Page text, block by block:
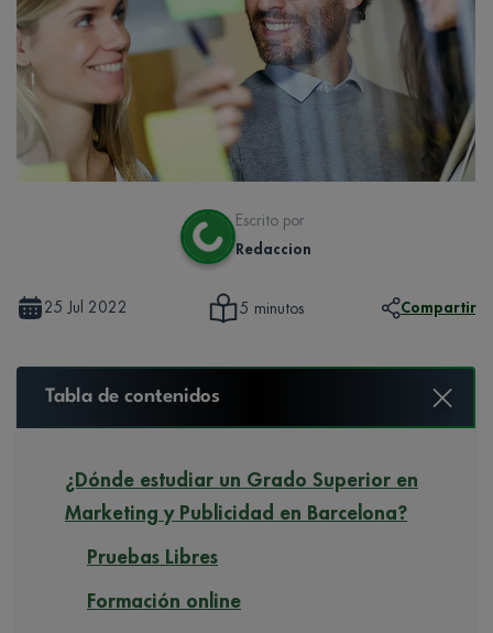
Escrito por
Redaccion
25 Jul 2022 5 minutos Compartir
Tabla de contenidos
¿Dónde estudiar un Grado Superior en
Marketing y Publicidad en Barcelona?
Pruebas Libres
Formación online